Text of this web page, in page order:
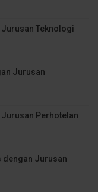
Jurusan Teknologi
Jurusan
Perhotelan
dengan Jurusan